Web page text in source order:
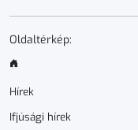
Oldaltérkép:
Hírek
Ifjúsági hírek